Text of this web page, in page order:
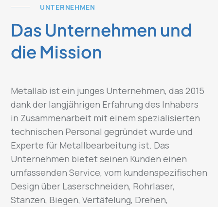
UNTERNEHMEN
Das Unternehmen und
die Mission
Metallab ist ein junges Unternehmen, das 2015
dank der langjährigen Erfahrung des Inhabers
in Zusammenarbeit mit einem spezialisierten
technischen Personal gegründet wurde und
Experte für Metallbearbeitung ist. Das
Unternehmen bietet seinen Kunden einen
umfassenden Service, vom kundenspezifischen
Design über Laserschneiden, Rohrlaser,
Stanzen, Biegen, Vertäfelung, Drehen,